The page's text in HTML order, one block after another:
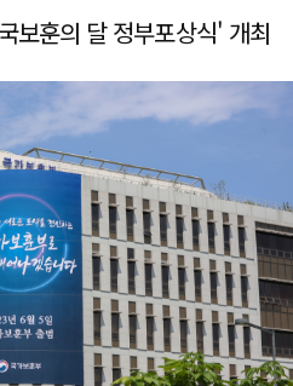
보훈의 달 정부포상식' 개최